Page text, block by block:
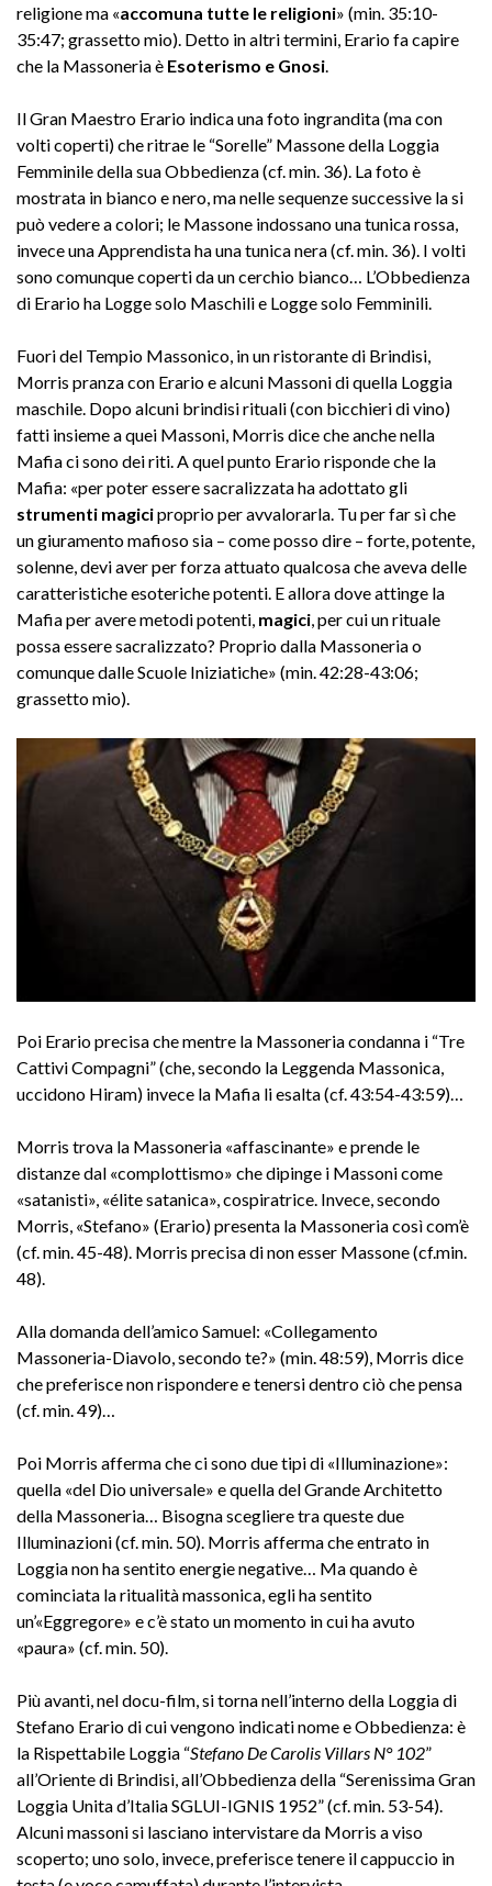
religione ma «accomuna tutte le religioni» (min. 35:10-
35:47; grassetto mio). Detto in altri termini, Erario fa capire
che la Massoneria è Esoterismo e Gnosi
Il Gran Maestro Erario indica una foto ingrandita (ma con
volti coperti) che ritrae le “Sorelle” Massone della Loggia
Femminile della sua Obbedienza (cf. min. 36). La foto è
mostrata in bianco e nero, ma nelle sequenze successive la si
può vedere a colori; le Massone indossano una tunica rossa,
invece una Apprendista ha una tunica nera (cf. min. 36). I volti
sono comunque coperti da un cerchio bianco… L’Obbedienza
di Erario ha Logge solo Maschili e Logge solo Femminili.
Fuori del Tempio Massonico, in un ristorante di Brindisi,
Morris pranza con Erario e alcuni Massoni di quella Loggia
maschile. Dopo alcuni brindisi rituali (con bicchieri di vino)
fatti insieme a quei Massoni, Morris dice che anche nella
Mafia ci sono dei riti. A quel punto Erario risponde che la
Mafia: «per poter essere sacralizzata ha adottato gli
strumenti magiciproprio per avvalorarla. Tu per far sì che
un giuramento mafioso sia – come posso dire – forte, potente,
solenne, devi aver per forza attuato qualcosa che aveva delle
caratteristiche esoteriche potenti. E allora dove attinge la
Mafia per avere metodi potenti, magici , per cui un rituale
possa essere sacralizzato? Proprio dalla Massoneria o
comunque dalle Scuole Iniziatiche» (min. 42:28-43:06;
grassetto mio).
Poi Erario precisa che mentre la Massoneria condanna i “Tre
Cattivi Compagni” (che, secondo la Leggenda Massonica,
uccidono Hiram) invece la Mafia li esalta (cf. 43:54-43:59)…
Morris trova la Massoneria «affascinante» e prende le
distanze dal «complottismo» che dipinge i Massoni come
«satanisti», «élite satanica», cospiratrice. Invece, secondo
Morris, «Stefano» (Erario) presenta la Massoneria così com’è
(cf. min. 45-48). Morris precisa di non esser Massone (cf.min.
48).
Alla domanda dell’amico Samuel: «Collegamento
Massoneria-Diavolo, secondo te?» (min. 48:59), Morris dice
che preferisce non rispondere e tenersi dentro ciò che pensa
(cf. min. 49)…
Poi Morris afferma che ci sono due tipi di «Illuminazione»:
quella «del Dio universale» e quella del Grande Architetto
della Massoneria… Bisogna scegliere tra queste due
Illuminazioni (cf. min. 50). Morris afferma che entrato in
Loggia non ha sentito energie negative… Ma quando è
cominciata la ritualità massonica, egli ha sentito
un’«Eggregore» e c’è stato un momento in cui ha avuto
«paura» (cf. min. 50).
Più avanti, nel docu-film, si torna nell’interno della Loggia di
Stefano Erario di cui vengono indicati nome e Obbedienza: è
la Rispettabile Loggia “Stefano De Carolis Villars N° 102”
all’Oriente di Brindisi, all’Obbedienza della “Serenissima Gran
Loggia Unita d’Italia SGLUI-IGNIS 1952” (cf. min. 53-54).
Alcuni massoni si lasciano intervistare da Morris a viso
scoperto; uno solo, invece, preferisce tenere il cappuccio in